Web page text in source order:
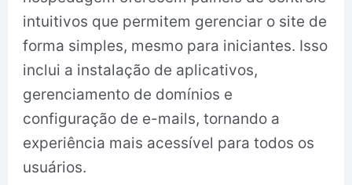
intuitivos que permitem gerenciar o site de
forma simples, mesmo para iniciantes. Isso
inclui a instalação de aplicativos,
gerenciamento de domínios e
configuração de e-mails, tornando a
experiência mais acessível para todos os
usuários.